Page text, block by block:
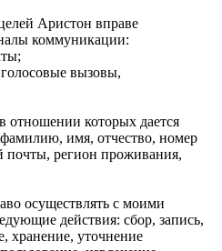
Аристон вправе
коммуникации:
вызовы,
которых дается
имя, отчество, номер
почты, регион проживания,
осуществлять с моими
действия: сбор, запись,
хранение, уточнение